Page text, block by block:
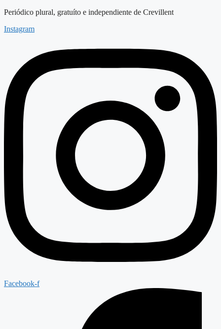
Saltar
contenido
Periódico plural, gratuíto e independiente de Crevillent
Instagram
Facebook-f